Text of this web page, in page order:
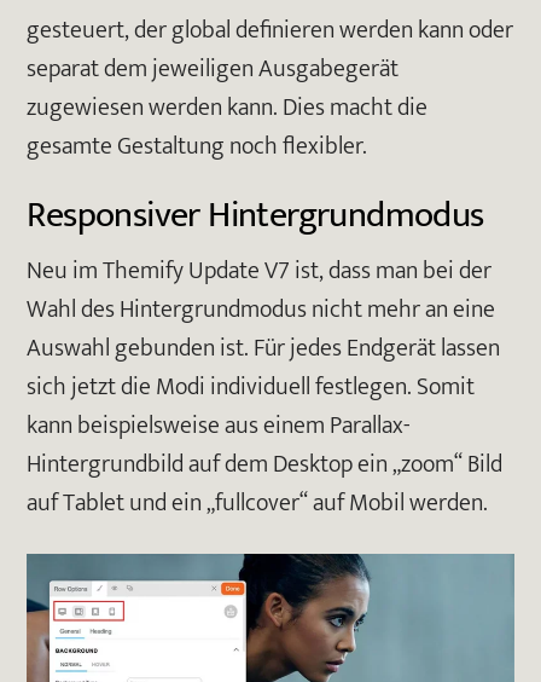
gesteuert, der global definieren werden kann oder
separat dem jeweiligen Ausgabegerät
zugewiesen werden kann. Dies macht die
gesamte Gestaltung noch flexibler.
Responsiver Hintergrundmodus
Neu im Themify Update V7 ist, dass man bei der
Wahl des Hintergrundmodus nicht mehr an eine
Auswahl gebunden ist. Für jedes Endgerät lassen
sich jetzt die Modi individuell festlegen. Somit
kann beispielsweise aus einem Parallax-
Hintergrundbild auf dem Desktop ein „zoom“ Bild
auf Tablet und ein „fullcover“ auf Mobil werden.